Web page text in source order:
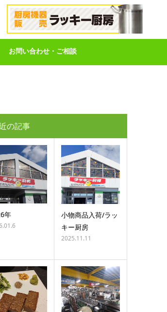
お問い合わせ・ご相談
の記事
年
小物商品入荷/ラッ
キー厨房
2025.11.11